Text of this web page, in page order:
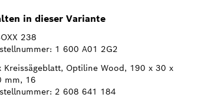
in dieser Variante
238
1 600 A01 2G2
Kreissägeblatt, Optiline Wood, 190 x 30 x
mm, 16
2 608 641 184